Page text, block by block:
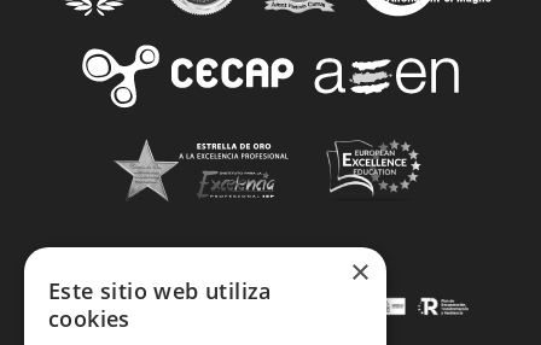
×
Este sitio web utiliza
cookies